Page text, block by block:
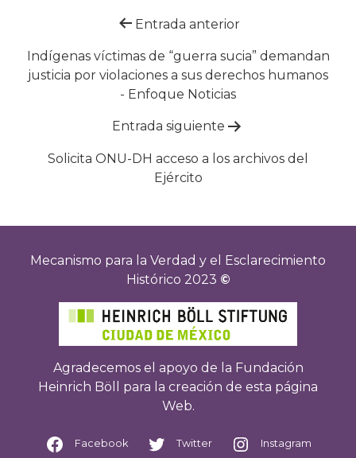
Navegación
de
entradas
Entrada anterior
Indígenas víctimas de “guerra sucia” demandan
justicia por violaciones a sus derechos humanos
- Enfoque Noticias
Entrada siguiente
Solicita ONU-DH acceso a los archivos del
Ejército
Mecanismo para la Verdad y el Esclarecimiento
Histórico 2023 ©
Agradecemos el apoyo de la Fundación
Heinrich Böll para la creación de esta página
Web.
Facebook Twitter Instagram